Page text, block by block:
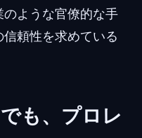
ような官僚的な手
頼性を求めている
も、プロレ